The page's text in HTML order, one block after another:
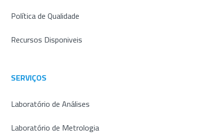
Política de Qualidade
Recursos Disponiveis
SERVIÇOS
Laboratório de Análises
Laboratório de Metrologia